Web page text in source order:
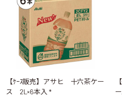
【ｹｰｽ販売】アサヒ 十六茶ケー
ス 2L×6本入 *